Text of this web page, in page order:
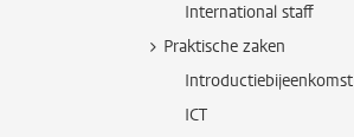
International staff
Praktische zaken
Introductiebijeenkomst
ICT